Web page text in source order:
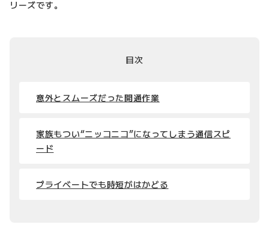
リーズです。
目次
意外とスムーズだった開通作業
家族もつい“ニッコニコ”になってしまう通信スピ
ード
プライベートでも時短がはかどる